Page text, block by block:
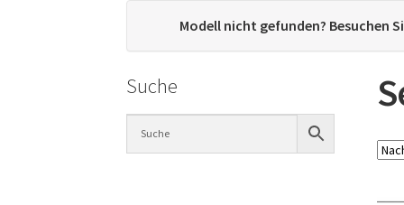
Widerrufsbelehrung Cart CheckoutMy
Modell nicht gefunden? Besuchen
Suche